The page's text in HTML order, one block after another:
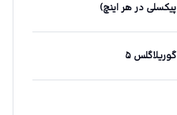
پیکسلی در هر اینچ)
گوریلاگلس ۵